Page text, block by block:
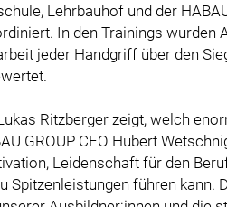
Lehrbauhof und der
In den Trainings wurden
jeder Handgriff über den
Ritzberger zeigt, welch
GROUP CEO Hubert
Leidenschaft für den
Spitzenleistungen führen kann.